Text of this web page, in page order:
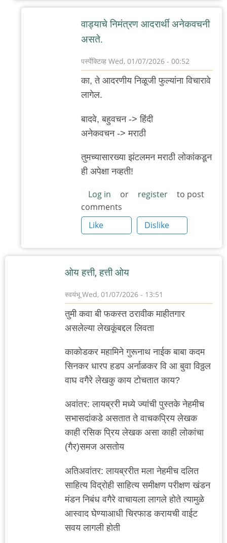
वाड्याचे निमंत्रण आदरार्थी अनेकवचनी
असते.
पर्स्पेक्टिव्ह Wed, 01/07/2026 - 00:52
reply
…
by
बाजू
का, ते आदरणीय निळूजी फुल्यांना विचारावे
लागेल.
बादवे, बहुवचन -> हिंदी
अनेकवचन -> मराठी
तुमच्यासारख्या झंटलमन मराठी लोकांकडून
ही अपेक्षा नव्हती!
Log in or register
to post
comments
Like
Dislike
ओय हत्ती, हत्ती ओय
स्वयंभूWed, 01/07/2026 - 13:51
तुमी कवा बी फकस्त ठरावीक माहीतगार
असलेल्या लेखकूंबद्दल लिवता
काकोडकर महामिने गुरूनाथ नाईक बाबा कदम
सिनकर धारप हडप अर्नाळकर वि आ बुवा विठ्ठल
वाघ वगैरे लेखकु काय टोचतात काय?
अवांतर: लायब्ररी मध्ये ज्यांची पुस्तके नेहमीच
सभासदांकडे असतात ते वाचकप्रिय लेखक
काही रसिक प्रिय लेखक असा काही लोकांचा
(गैर)समज असतोय
अतिअवांतर: लायब्ररीत मला नेहमीच दलित
साहित्य विद्रोही साहित्य समीक्षण परीक्षण खंडन
मंडन निबंध वगैरे वाचायला लागले होते त्यामुळे
आस्वाद घेण्याआधी चिरफाड करायची वाईट
सवय लागली होती